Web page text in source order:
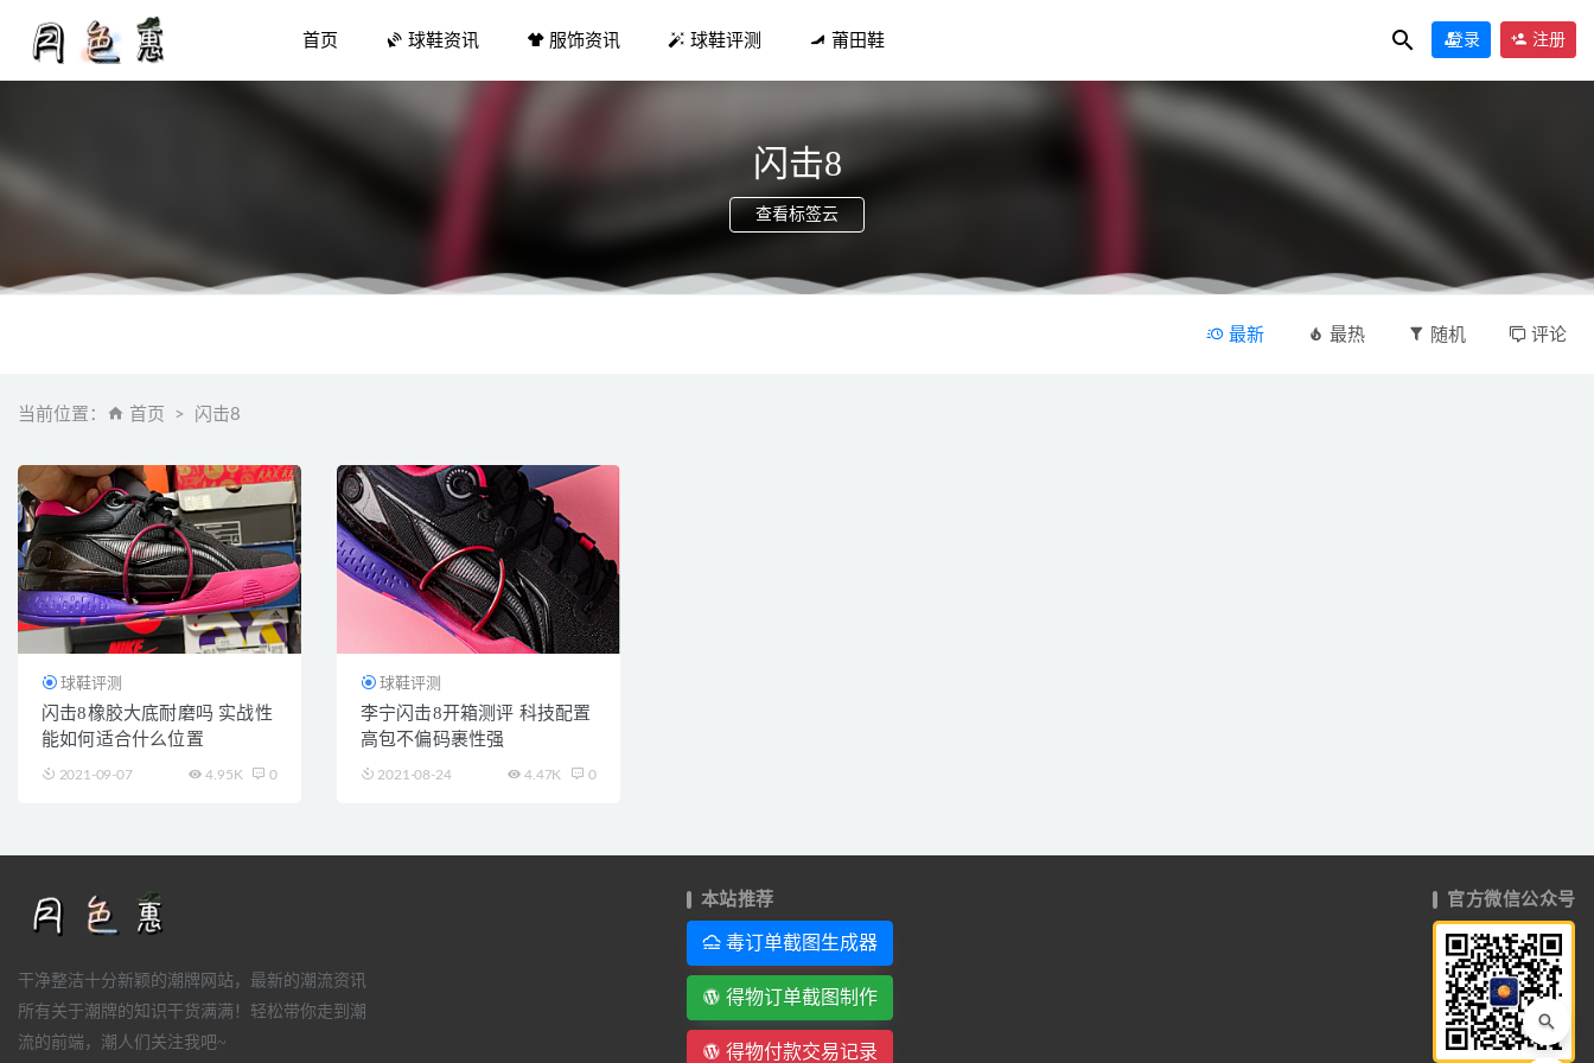
首页 球鞋资讯 服饰资讯 球鞋评测 莆田鞋 登录 注册
闪击8
查看标签云
最新 最热 随机 评论
当前位置： 首页 闪击8
球鞋评测
闪击8橡胶大底耐磨吗 实战性
能如何适合什么位置
2021-09-07 4.95K 0
球鞋评测
李宁闪击8开箱测评 科技配置
高包不偏码裹性强
2021-08-24 4.47K 0
干净整洁十分新颖的潮牌网站，最新的潮流资讯
所有关于潮牌的知识干货满满！轻松带你走到潮
流的前端，潮人们关注我吧~
本站推荐
毒订单截图生成器
得物订单截图制作
得物付款交易记录
官方微信公众号
必迈远征者3.0 适合脚掌宽大的吗 整体性能怎样